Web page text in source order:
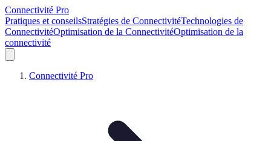
Connectivité Pro
Pratiques et conseilsStratégies de ConnectivitéTechnologies de
ConnectivitéOptimisation de la ConnectivitéOptimisation de la
connectivité
Connectivité Pro